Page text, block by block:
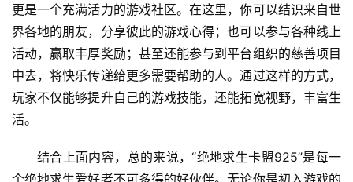
更是一个充满活力的游戏社区。在这里，你可以结识来自世
界各地的朋友，分享彼此的游戏心得；也可以参与各种线上
活动，赢取丰厚奖励；甚至还能参与到平台组织的慈善项目
中去，将快乐传递给更多需要帮助的人。通过这样的方式，
玩家不仅能够提升自己的游戏技能，还能拓宽视野，丰富生
活。
结合上面内容，总的来说，“绝地求生卡盟925”是每一
个绝地求生爱好者不可多得的好伙伴。无论你是初入游戏的